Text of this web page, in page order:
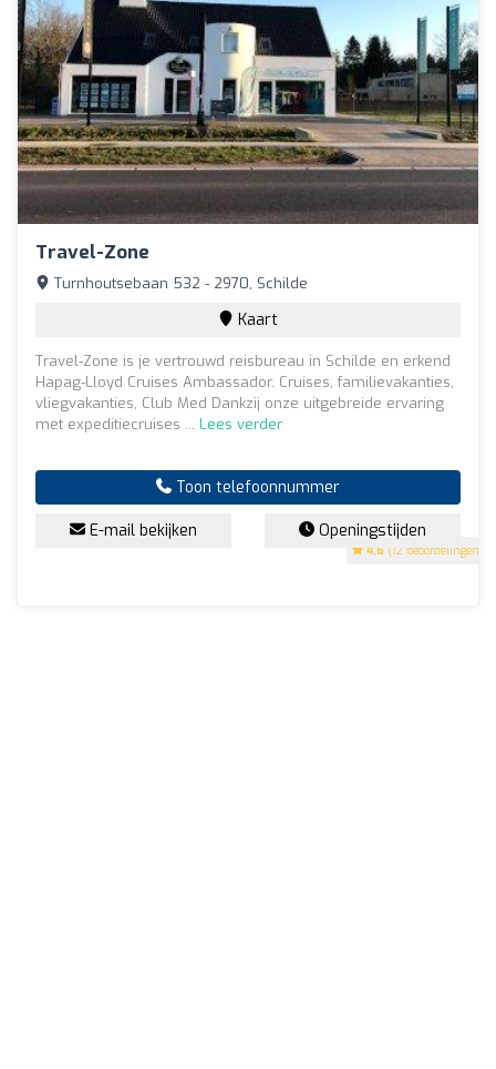
Travel-Zone
4.6 (12 beoordelingen)
Turnhoutsebaan 532 - 2970, Schilde
Kaart
Travel-Zone is je vertrouwd reisbureau in Schilde en erkend
Hapag-Lloyd Cruises Ambassador. Cruises, familievakanties,
vliegvakanties, Club Med Dankzij onze uitgebreide ervaring
met expeditiecruises ... Lees verder
Toon telefoonnummer
E-mail bekijken Openingstijden